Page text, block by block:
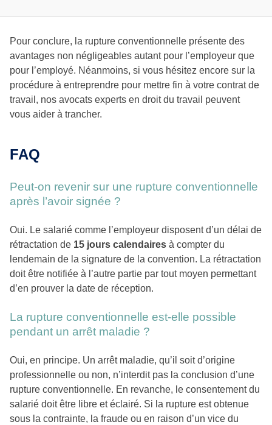
Pour conclure, la rupture conventionnelle présente des
avantages non négligeables autant pour l’employeur que
pour l’employé. Néanmoins, si vous hésitez encore sur la
procédure à entreprendre pour mettre fin à votre contrat de
travail, nos avocats experts en droit du travail peuvent
vous aider à trancher.
FAQ
Peut-on revenir sur une rupture conventionnelle
après l’avoir signée ?
Oui. Le salarié comme l’employeur disposent d’un délai de
rétractation de 15 jours calendaires à compter du
lendemain de la signature de la convention. La rétractation
doit être notifiée à l’autre partie par tout moyen permettant
d’en prouver la date de réception.
La rupture conventionnelle est-elle possible
pendant un arrêt maladie ?
Oui, en principe. Un arrêt maladie, qu’il soit d’origine
professionnelle ou non, n’interdit pas la conclusion d’une
rupture conventionnelle. En revanche, le consentement du
salarié doit être libre et éclairé. Si la rupture est obtenue
sous la contrainte, la fraude ou en raison d’un vice du